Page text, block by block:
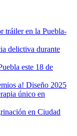
tráiler en la Puebla-
delictiva durante
este 18 de
a! Diseño 2025
único en
en Ciudad